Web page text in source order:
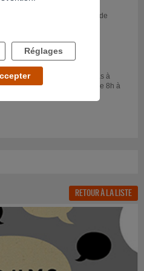
un test de dépistage de
les urines pour un fumeur
un fumeur régulier.
n'hésitez pas à
tous les jours de 8h à
poste fixe.
RETOUR À LA LISTE
Réglages